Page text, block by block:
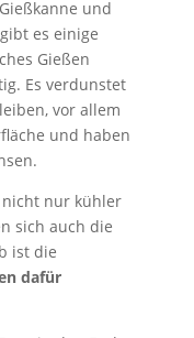
und
es einige
Gießen
Es verdunstet
vor allem
und haben
nur kühler
sich auch die
ist die
dafür